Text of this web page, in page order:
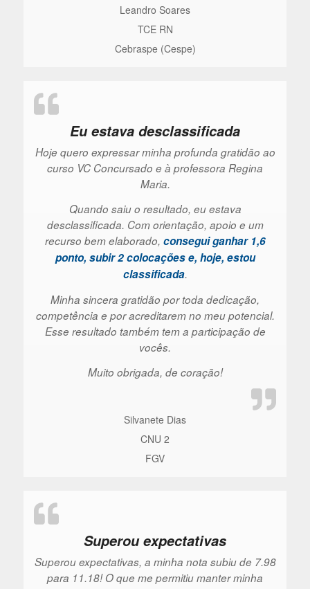
Leandro Soares
TCE RN
Cebraspe (Cespe)
Eu estava desclassificada
Hoje quero expressar minha profunda gratidão ao
curso VC Concursado e à professora Regina
Maria.
Quando saiu o resultado, eu estava
desclassificada. Com orientação, apoio e um
recurso bem elaborado, consegui ganhar 1,6
ponto, subir 2 colocações e, hoje, estou
classificada.
Minha sincera gratidão por toda dedicação,
competência e por acreditarem no meu potencial.
Esse resultado também tem a participação de
vocês.
Muito obrigada, de coração!
Silvanete Dias
CNU 2
FGV
Superou expectativas
Superou expectativas, a minha nota subiu de 7.98
para 11.18! O que me permitiu manter minha